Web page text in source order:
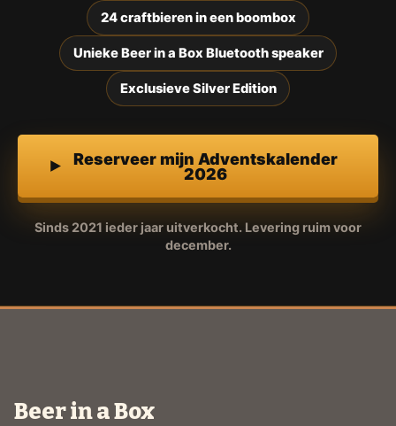
24 craftbieren in een boombox
Unieke Beer in a Box Bluetooth speaker
Exclusieve Silver Edition
Reserveer mijn Adventskalender
2026
Sinds 2021 ieder jaar uitverkocht. Levering ruim voor
december.
Beer in a Box